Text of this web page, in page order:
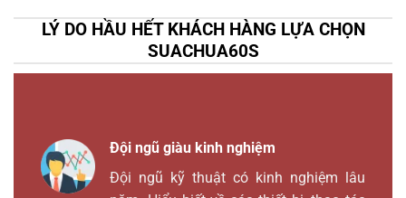
LÝ DO HẦU HẾT KHÁCH HÀNG LỰA CHỌN
SUACHUA60S
Đội ngũ giàu kinh nghiệm
Đội ngũ kỹ thuật có kinh nghiệm lâu